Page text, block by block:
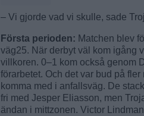
– Vi gjorde vad vi skulle, sade
Första perioden: Matchen blev
väg25. När derbyt väl kom igång
villkoren. 0–1 kom också genom
förarbetet. Och det var bud på
komma med i anfallsväg. De
fri med Jesper Eliasson, men
ändan i mittzonen. Victor